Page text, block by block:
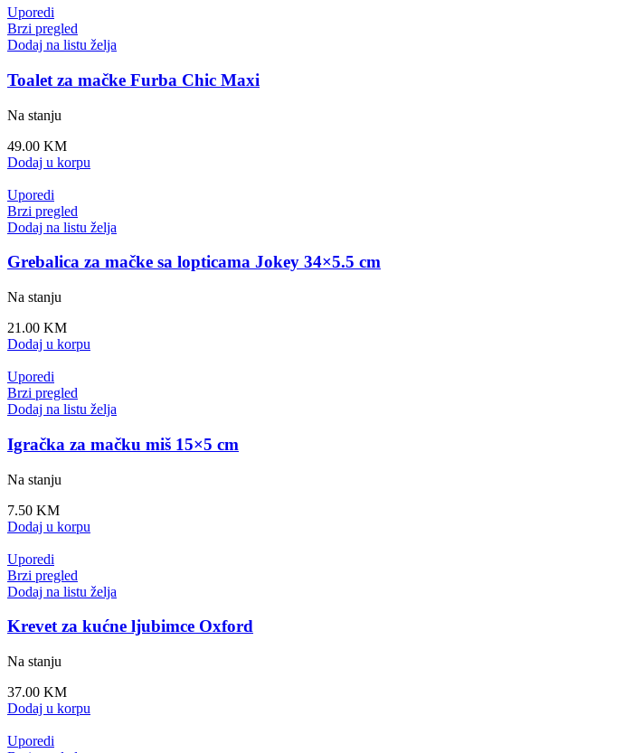
Uporedi
Brzi pregled
Dodaj na listu želja
Toalet za mačke Furba Chic Maxi
Na stanju
49.00 KM
Dodaj u korpu
Uporedi
Brzi pregled
Dodaj na listu želja
Grebalica za mačke sa lopticama Jokey 34×5.5 cm
Na stanju
21.00 KM
Dodaj u korpu
Uporedi
Brzi pregled
Dodaj na listu želja
Igračka za mačku miš 15×5 cm
Na stanju
7.50 KM
Dodaj u korpu
Uporedi
Brzi pregled
Dodaj na listu želja
Krevet za kućne ljubimce Oxford
Na stanju
37.00 KM
Dodaj u korpu
Uporedi